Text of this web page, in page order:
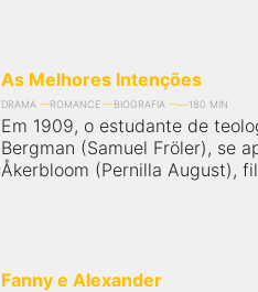
As Melhores Intenções
DRAMA ROMANCE BIOGRAFIA 180 MIN
Em 1909, o estudante de
Bergman (Samuel Fröler), se
Åkerbloom (Pernilla August),
Fanny e Alexander